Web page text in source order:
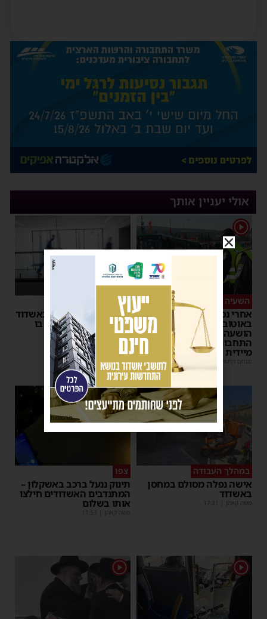
אולי יעניין אותך
1
השעיה מיידית
אחרי נסיעת האימים
באוטובוס מאשדוד: הנהג
הושעה מתפקידו – משרד
התחבורה הורה על בדיקה
מיידית
מנחם דויטש
ליבו שב לפעום
אדם התמוטט בביתו באשדוד
– כוחות ההצלה ביצעו בו
פעולות החייאה
מנחם דויטש |
17:35
במהלך העבודה
אישה נפלה מסולם במחסן
באשדוד
משה קאהן 17:31
1
צפו
תינוק ננעל ברכב באשקלון –
המתנדבים האשדודים חילצו
אותו בשלום
משה קאהן 11:53
1
1
פרסומת